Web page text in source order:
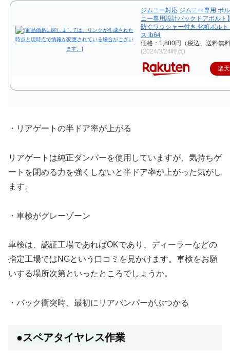
ジムニー対応 ジムニー専用 ボ
ニー専用設計バックドアボルト
防ぐワッシャー付き 化粧ボル
ス jb64
価格：1,880円（税込、送料無
(2024/3/24時点)
楽
・リアゲートの半ドア率が上がる
リアゲートは純正ダンパーを使用していますが、気持ちゲ
ートを閉める力を強くしないと半ドア率が上がった気がし
ます。
・車検がグレーゾーン
車検は、認証工場であればOKであり、ディーラーなどの
指定工場ではNGという口コミを見かけます。車検をお願
いする場所次第といったところでしょうか。
・バック衝突時、最初にリアバンパーがぶつかる
●スペアタイヤレス作業